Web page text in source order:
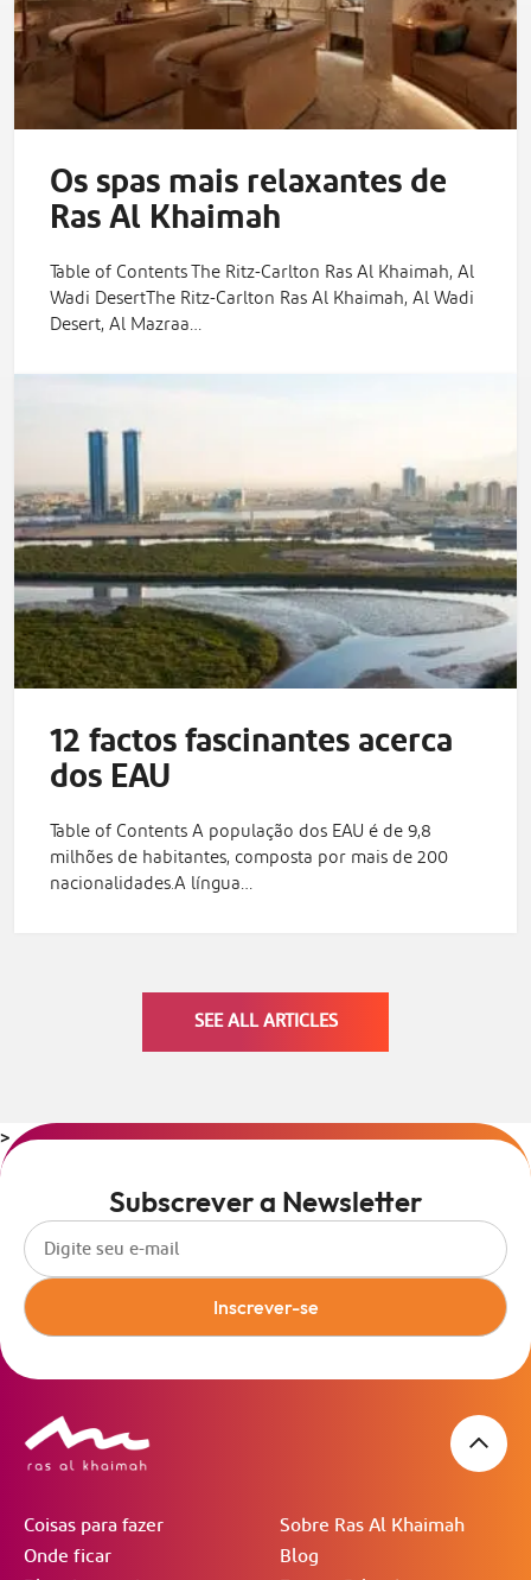
Os spas mais relaxantes de
Ras Al Khaimah
Table of Contents The Ritz-Carlton Ras Al Khaimah, Al
Wadi DesertThe Ritz-Carlton Ras Al Khaimah, Al Wadi
Desert, Al Mazraa…
12 factos fascinantes acerca
dos EAU
Table of Contents A população dos EAU é de 9,8
milhões de habitantes, composta por mais de 200
nacionalidades.A língua…
SEE ALL ARTICLES
>
Subscrever a Newsletter
Inscrever-se
Coisas para fazer
Onde ficar
Sobre Ras Al Khaimah
Blog